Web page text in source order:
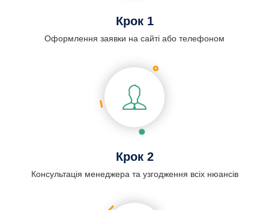
Крок 1
Оформлення заявки на сайті або телефоном
Крок 2
Консультація менеджера та узгодження всіх нюансів